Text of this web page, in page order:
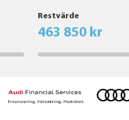
Restvärde
463 850 kr